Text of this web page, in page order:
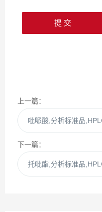
上一篇：
吡哌酸,分析标准品
下一篇：
托吡酯,分析标准品